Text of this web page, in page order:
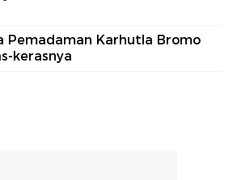
Pemadaman Karhutla Bromo
kerasnya